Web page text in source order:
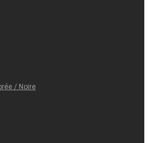
/ Noire